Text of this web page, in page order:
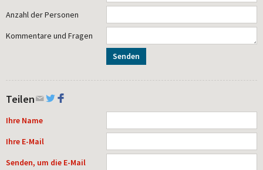
Anzahl der Personen
Kommentare und Fragen
Senden
Teilen
Ihre Name
Ihre E-Mail
Senden, um die E-Mail